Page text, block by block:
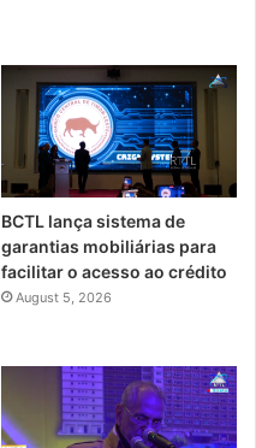
BCTL lança sistema de
garantias mobiliárias para
facilitar o acesso ao crédito
August 5, 2026